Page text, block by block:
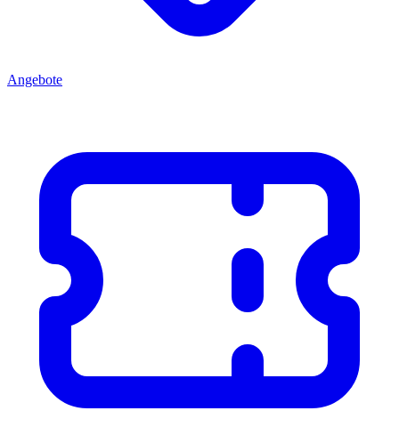
Angebote